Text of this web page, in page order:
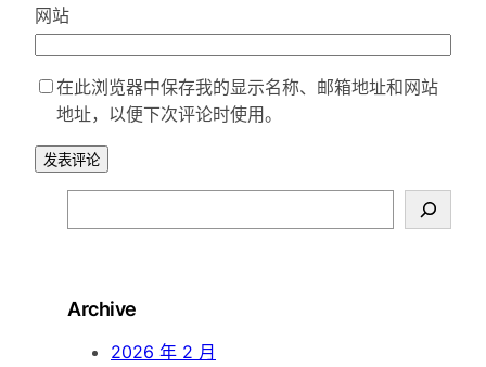
网站
在此浏览器中保存我的显示名称、邮箱地址和网站
地址，以便下次评论时使用。
e
c
Archive
2026 年 2 月